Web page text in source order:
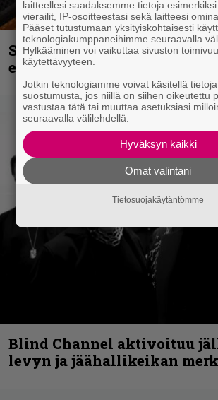
Sid Wilsonin käytös syynä
erottamiseen, raportoi TMZ
Blind Channel aktivoituu
levyn ja jäähallikeikan
laitteellesi saadaksemme tietoja
vierailit, IP-osoitteestasi sekä laitteesi
Pääset tutustumaan yksityiskohtaisesti
teknologiakumppaneihimme seuraavalla
Hylkääminen voi vaikuttaa sivuston
käytettävyyteen.
Jotkin teknologiamme voivat käsitellä
suostumusta, jos niillä on siihen oikeutettu
vastustaa tätä tai muuttaa asetuksiasi
seuraavalla välilehdellä.
Hyväksyn kaikki
Omat valintani
Tietosuojakäytäntömme